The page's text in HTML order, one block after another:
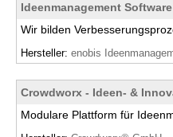
Ideenmanagement
Wir bilden
Hersteller: enobis
Crowdworx - Ideen- &
Modulare Plattform für